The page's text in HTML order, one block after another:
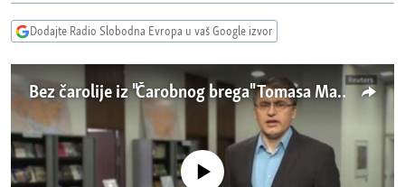
pretragu
FOTOGALERIJE
PODCASTI
RAT U UKRAJINI
KINA NA BALKANU
RSE PRIČE IZ SVIJETA
ISPRIČAJ MI
DNEVNO@RSE
Dodajte Radio Slobodna Evropa u vaš Google izvor
Bez čarolije iz "Čarobnog brega" Tomasa Mana
No media source currently available